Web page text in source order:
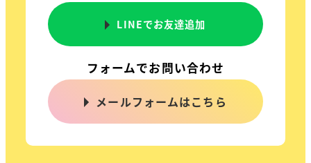
LINEでお友達追加
フォームでお問い合わせ
メールフォームはこちら